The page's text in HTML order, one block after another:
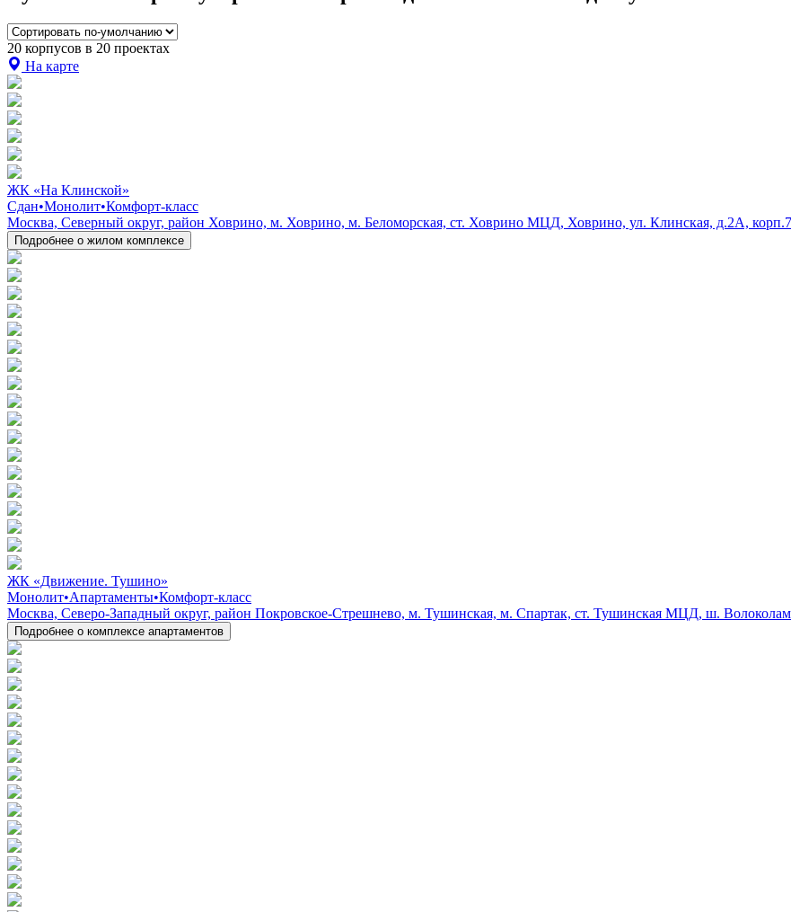
20 корпусов в 20 проектах
На карте
ЖК «На Клинской»
Сдан•Монолит•Комфорт-класс
Москва, Северный округ, район Ховрино, м. Ховрино, м. Беломорская, ст. Ховрино МЦД, Ховрино, ул. Клинская, д.2А, корп.7
Подробнее о жилом комплексе
ЖК «Движение. Тушино»
Монолит•Апартаменты•Комфорт-класс
Москва, Северо-Западный округ, район Покровское-Стрешнево, м. Тушинская, м. Спартак, ст. Тушинская МЦД, ш.
Подробнее о комплексе апартаментов